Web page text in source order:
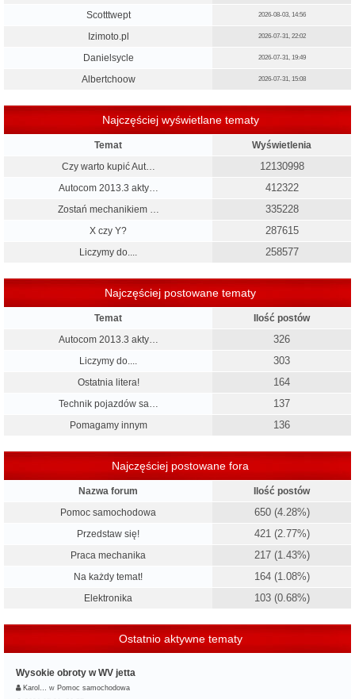
Scotttwept 2026-08-03, 14:56
Izimoto.pl 2026-07-31, 22:02
Danielsycle 2026-07-31, 19:49
Albertchoow 2026-07-31, 15:08
Najczęściej wyświetlane tematy
Temat
Wyświetlenia
Czy warto kupić Aut…
12130998
Autocom 2013.3 akty… 412322
Zostań mechanikiem … 335228
X czy Y? 287615
Liczymy do.... 258577
Najczęściej postowane tematy
Temat
Ilość postów
Autocom 2013.3 akty…
326
Liczymy do.... 303
Ostatnia litera! 164
Technik pojazdów sa… 137
Pomagamy innym 136
Najczęściej postowane fora
Nazwa forum
Ilość postów
Pomoc samochodowa
650 (4.28%)
Przedstaw się! 421 (2.77%)
Praca mechanika 217 (1.43%)
Na każdy temat! 164 (1.08%)
Elektronika 103 (0.68%)
Ostatnio aktywne tematy
Wysokie obroty w WV jetta
Karol… w Pomoc samochodowa